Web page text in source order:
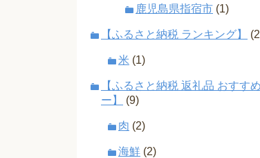
鹿児島県指宿市 (1)
【ふるさと納税 ランキング】
米 (1)
【ふるさと納税 返礼品 おすす
ー】
(9)
肉 (2)
海鮮 (2)